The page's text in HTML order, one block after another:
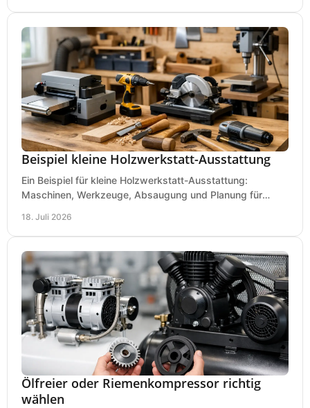
Beispiel kleine Holzwerkstatt-Ausstattung
Ein Beispiel für kleine Holzwerkstatt-Ausstattung:
Maschinen, Werkzeuge, Absaugung und Planung für
18. Juli 2026
Ölfreier oder Riemenkompressor richtig
wählen